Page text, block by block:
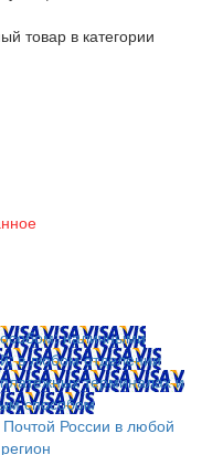
товар в категории
наличными
в любом отделении
терминалах и
способом
России в любой